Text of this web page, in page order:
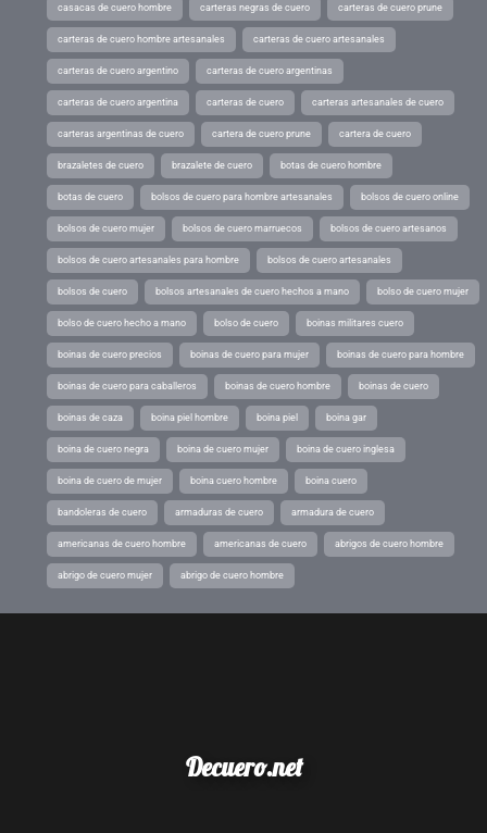
casacas de cuero hombre carteras negras de cuero carteras de cuero prune
carteras de cuero hombre artesanales carteras de cuero artesanales
carteras de cuero argentino carteras de cuero argentinas
carteras de cuero argentina carteras de cuero carteras artesanales de cuero
carteras argentinas de cuero cartera de cuero prune cartera de cuero
brazaletes de cuero brazalete de cuero botas de cuero hombre
botas de cuero bolsos de cuero para hombre artesanales bolsos de cuero online
bolsos de cuero mujer bolsos de cuero marruecos bolsos de cuero artesanos
bolsos de cuero artesanales para hombre bolsos de cuero artesanales
bolsos de cuero bolsos artesanales de cuero hechos a mano bolso de cuero mujer
bolso de cuero hecho a mano bolso de cuero boinas militares cuero
boinas de cuero precios boinas de cuero para mujer boinas de cuero para hombre
boinas de cuero para caballeros boinas de cuero hombre boinas de cuero
boinas de caza boina piel hombre boina piel boina gar
boina de cuero negra boina de cuero mujer boina de cuero inglesa
boina de cuero de mujer boina cuero hombre boina cuero
bandoleras de cuero armaduras de cuero armadura de cuero
americanas de cuero hombre americanas de cuero abrigos de cuero hombre
abrigo de cuero mujer abrigo de cuero hombre
Decuero.net